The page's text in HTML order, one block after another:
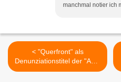
manchmal notier ich
< "Querfront" als
Denunziationstitel der "Anti-
Deutschen" gegen die Linke